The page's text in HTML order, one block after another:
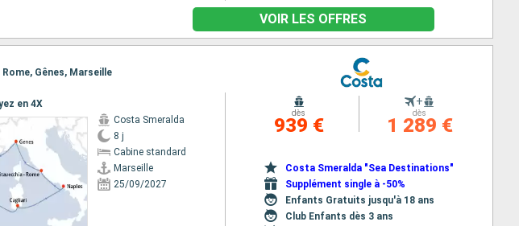
VOIR LES OFFRES
Gênes, Marseille
en 4X
Costa Smeralda
8 j
Cabine standard
Marseille
25/09/2027
dès
939 €
+
dès
1 289 €
Costa Smeralda "Sea Destinations"
Supplément single à -50%
Enfants Gratuits jusqu'à 18 ans
Club Enfants dès 3 ans